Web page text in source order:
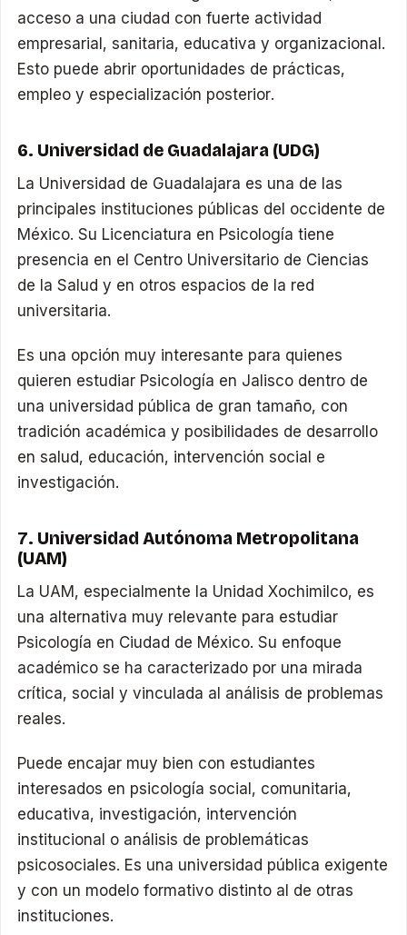
acceso a una ciudad con fuerte actividad
empresarial, sanitaria, educativa y organizacional.
Esto puede abrir oportunidades de prácticas,
empleo y especialización posterior.
6. Universidad de Guadalajara (UDG)
La Universidad de Guadalajara es una de las
principales instituciones públicas del occidente de
México. Su Licenciatura en Psicología tiene
presencia en el Centro Universitario de Ciencias
de la Salud y en otros espacios de la red
universitaria.
Es una opción muy interesante para quienes
quieren estudiar Psicología en Jalisco dentro de
una universidad pública de gran tamaño, con
tradición académica y posibilidades de desarrollo
en salud, educación, intervención social e
investigación.
7. Universidad Autónoma Metropolitana
(UAM)
La UAM, especialmente la Unidad Xochimilco, es
una alternativa muy relevante para estudiar
Psicología en Ciudad de México. Su enfoque
académico se ha caracterizado por una mirada
crítica, social y vinculada al análisis de problemas
reales.
Puede encajar muy bien con estudiantes
interesados en psicología social, comunitaria,
educativa, investigación, intervención
institucional o análisis de problemáticas
psicosociales. Es una universidad pública exigente
y con un modelo formativo distinto al de otras
instituciones.